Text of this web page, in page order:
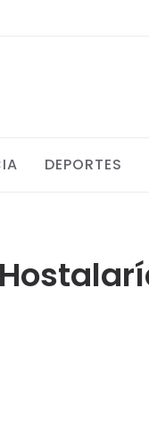
DEPORTES